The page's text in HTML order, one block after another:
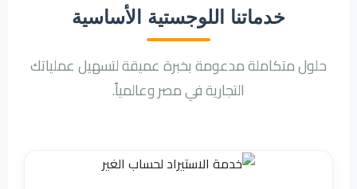
خدماتنا اللوجستية الأساسية
حلول متكاملة مدعومة بخبرة عميقة لتسهيل عملياتك
التجارية في مصر وعالمياً.